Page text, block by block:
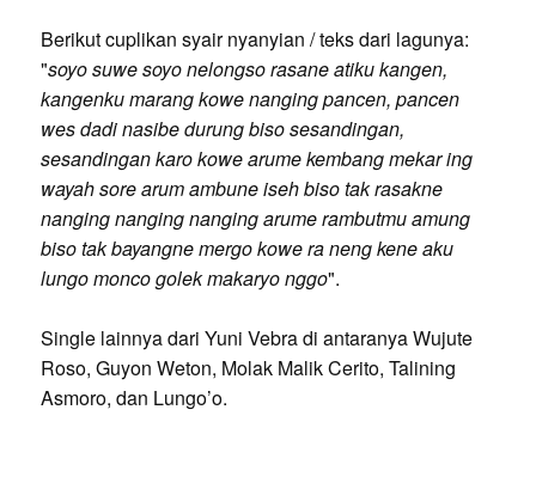
Berikut cuplikan syair nyanyian / teks dari lagunya:
"soyo suwe soyo nelongso rasane atiku kangen,
kangenku marang kowe nanging pancen, pancen
wes dadi nasibe durung biso sesandingan,
sesandingan karo kowe arume kembang mekar ing
wayah sore arum ambune iseh biso tak rasakne
nanging nanging nanging arume rambutmu amung
biso tak bayangne mergo kowe ra neng kene aku
lungo monco golek makaryo nggo".
Single lainnya dari Yuni Vebra di antaranya Wujute
Roso, Guyon Weton, Molak Malik Cerito, Talining
Asmoro, dan Lungo’o.